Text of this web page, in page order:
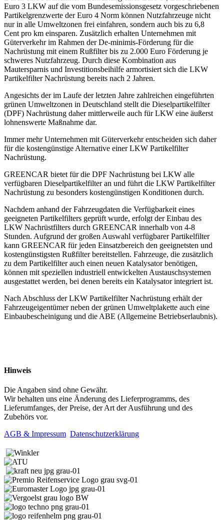
Euro 3 LKW auf die vom Bundesemissionsgesetz vorgeschriebenen
Partikelgrenzwerte der Euro 4 Norm können Nutzfahrzeuge nicht
nur in alle Umweltzonen frei einfahren, sondern auch bis zu 6,8
Cent pro km einsparen. Zusätzlich erhalten Unternehmen mit
Güterverkehr im Rahmen der De-minimis-Förderung für die
Nachrüstung mit einem Rußfilter bis zu 2.000 Euro Förderung je
schweres Nutzfahrzeug. Durch diese Kombination aus
Mautersparnis und Investitionsbeihilfe armortisiert sich die LKW
Partikelfilter Nachrüstung bereits nach 2 Jahren.
Angesichts der im Laufe der letzten Jahre zahlreichen eingeführten
grünen Umweltzonen in Deutschland stellt die Dieselpartikelfilter
(DPF) Nachrüstung daher mittlerweile auch für LKW eine äußerst
lohnenswerte Maßnahme dar.
Immer mehr Unternehmen mit Güterverkehr entscheiden sich daher
für die kostengünstige Alternative einer LKW Partikelfilter
Nachrüstung.
GREENCAR bietet für die DPF Nachrüstung bei LKW alle
verfügbaren Dieselpartikelfilter an und führt die LKW Partikelfilter
Nachrüstung zu besonders kostengünstigen Konditionen durch.
Nachdem anhand der Fahrzeugdaten die Verfügbarkeit eines
geeigneten Partikelfilters geprüft wurde, erfolgt der Einbau des
LKW Nachrüstfilters durch GREENCAR innerhalb von 4-8
Stunden. Aufgrund der großen Auswahl verfügbarer Partikelfilter
kann GREENCAR für jeden Einsatzbereich den geeignetsten und
kostengünstigsten Rußfilter bereitstellen. Fahrzeuge, die zusätzlich
zu dem Partikelfilter auch einen neuen Katalysator benötigen,
können mit speziellen industriell entwickelten Austauschsystemen
ausgestattet werden, bei denen bereits ein Katalysator integriert ist.
Nach Abschluss der LKW Partikelfilter Nachrüstung erhält der
Fahrzeugeigentümer neben der grünen Umweltplakette auch eine
Einbaubescheinigung und die ABE (Allgemeine Betriebserlaubnis).
Hinweis
Die Angaben sind ohne Gewähr.
Wir behalten uns eine Änderung des Lieferprogramms, des
Lieferumfanges, der Preise, der Art der Ausführung und des
Zubehörs vor.
AGB & Impressum Datenschutzerklärung